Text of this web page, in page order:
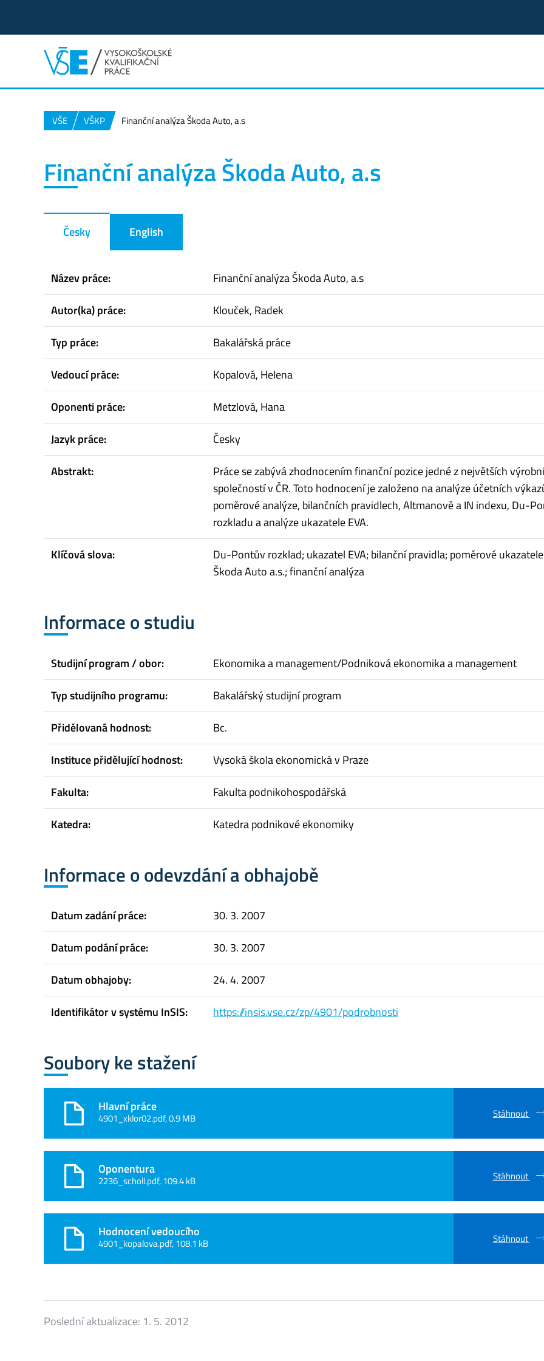
VŠE VŠKP Finanční analýza Škoda Auto, a.s
Finanční analýza Škoda Auto, a.s
Česky English
Název práce:
Finanční analýza Škoda Auto, a.s
Autor(ka) práce:
Klouček, Radek
Typ práce:
Bakalářská práce
Vedoucí práce:
Kopalová, Helena
Oponenti práce:
Metzlová, Hana
Jazyk práce:
Česky
Abstrakt:
Práce se zabývá zhodnocením finanční pozice jedné z největších
společností v ČR. Toto hodnocení je založeno na analýze účetních
poměrové analýze, bilančních pravidlech, Altmanově a IN indexu, Du-
rozkladu a analýze ukazatele EVA.
Klíčová slova:
Du-Pontův rozklad; ukazatel EVA; bilanční pravidla; poměrové
Škoda Auto a.s.; finanční analýza
Informace o studiu
Studijní program / obor:
Ekonomika a management/Podniková ekonomika a management
Typ studijního programu:
Bakalářský studijní program
Přidělovaná hodnost:
Bc.
Instituce přidělující hodnost:
Vysoká škola ekonomická v Praze
Fakulta:
Fakulta podnikohospodářská
Katedra:
Katedra podnikové ekonomiky
Informace o odevzdání a obhajobě
Datum zadání práce:
30. 3. 2007
Datum podání práce:
30. 3. 2007
Datum obhajoby:
24. 4. 2007
Identifikátor v systému InSIS:
https://insis.vse.cz/zp/4901/podrobnosti
Soubory ke stažení
Hlavní práce
4901_xklor02.pdf, 0.9 MB Stáhnout
Oponentura
2236_scholl.pdf, 109.4 kB Stáhnout
Hodnocení vedoucího
4901_kopalova.pdf, 108.1 kB Stáhnout
Poslední aktualizace: 1. 5. 2012